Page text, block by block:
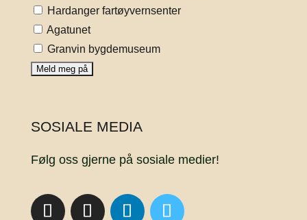
Hardanger fartøyvernsenter
Agatunet
Granvin bygdemuseum
SOSIALE MEDIA
Følg oss gjerne på sosiale medier!